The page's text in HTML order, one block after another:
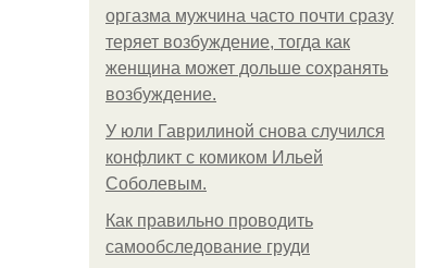
оргазма мужчина часто почти сразу
теряет возбуждение, тогда как
женщина может дольше сохранять
возбуждение.
У юли Гаврилиной снова случился
конфликт с комиком Ильей
Соболевым.
Как правильно проводить
самообследование груди